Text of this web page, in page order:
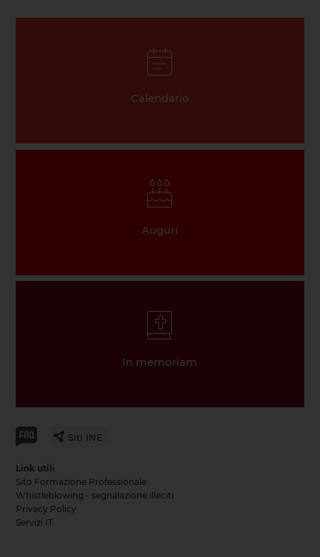
Calendario
Auguri
In memoriam
Siti INE
Link utili
Sito Formazione Professionale
Whistleblowing - segnalazione illeciti
Privacy Policy
Servizi IT